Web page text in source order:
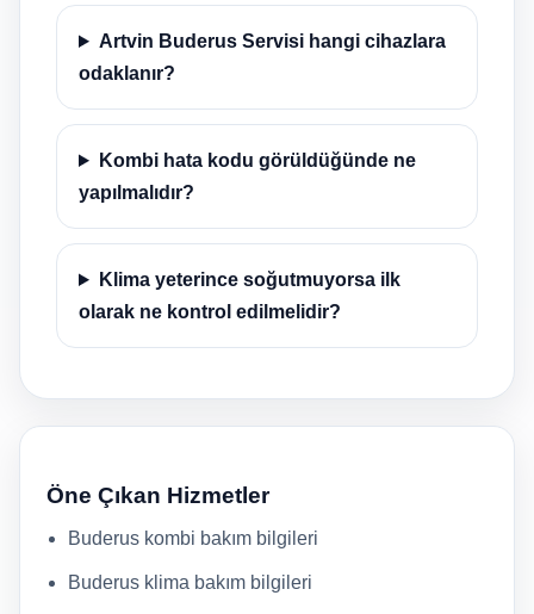
Artvin Buderus Servisi hangi cihazlara
odaklanır?
Kombi hata kodu görüldüğünde ne
yapılmalıdır?
Klima yeterince soğutmuyorsa ilk
olarak ne kontrol edilmelidir?
Öne Çıkan Hizmetler
Buderus kombi bakım bilgileri
Buderus klima bakım bilgileri